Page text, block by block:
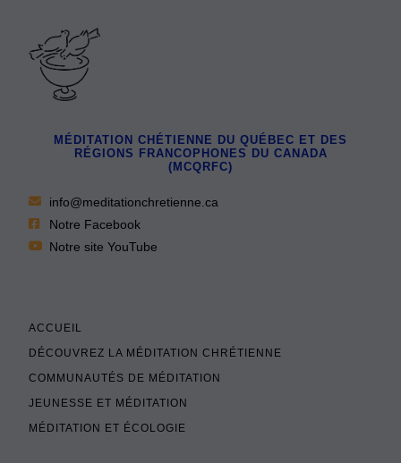
MÉDITATION CHÉTIENNE DU QUÉBEC ET DES
RÉGIONS FRANCOPHONES DU CANADA
(MCQRFC)
info@meditationchretienne.ca
Notre Facebook
Notre site YouTube
ACCUEIL
DÉCOUVREZ LA MÉDITATION CHRÉTIENNE
COMMUNAUTÉS DE MÉDITATION
JEUNESSE ET MÉDITATION
MÉDITATION ET ÉCOLOGIE